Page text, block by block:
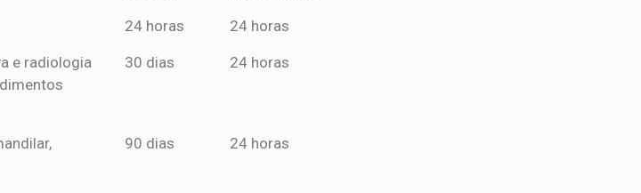
*Pagamento
mensal*
*Pagamento no
boleto anual*
24 horas 24 horas
e radiologia
30 dias 24 horas
90 dias 24 horas